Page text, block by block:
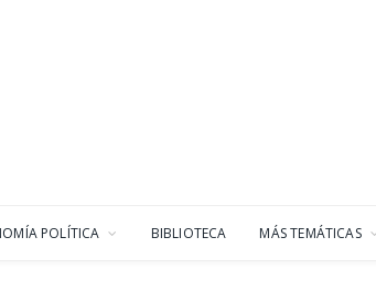
POLÍTICA BIBLIOTECA MÁS TEMÁTICAS